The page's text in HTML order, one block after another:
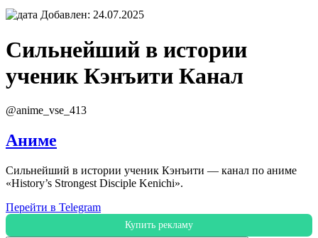
Добавлен: 24.07.2025
Сильнейший в истории
ученик Кэнъити Канал
@anime_vse_413
Аниме
Сильнейший в истории ученик Кэнъити — канал по аниме
«History’s Strongest Disciple Kenichi».
Перейти в Telegram
Купить рекламу